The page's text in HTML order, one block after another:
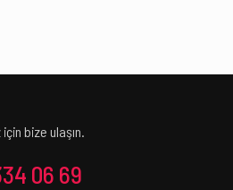
bize ulaşın.
06 69